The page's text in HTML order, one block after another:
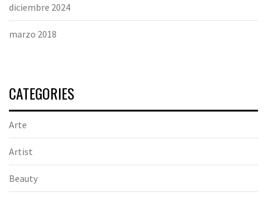
diciembre 2024
marzo 2018
CATEGORIES
Arte
Artist
Beauty